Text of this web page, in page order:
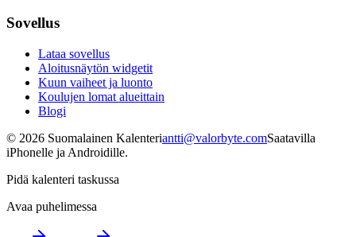
Sovellus
Lataa sovellus
Aloitusnäytön widgetit
Kuun vaiheet ja luonto
Koulujen lomat alueittain
Blogi
© 2026 Suomalainen Kalenteriantti@valorbyte.comSaatavilla
iPhonelle ja Androidille.
Pidä kalenteri taskussa
Avaa puhelimessa